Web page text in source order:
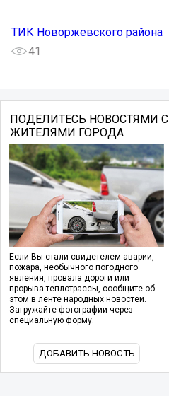
ТИК Новоржевского района
41
ПОДЕЛИТЕСЬ НОВОСТЯМИ С
ЖИТЕЛЯМИ ГОРОДА
Если Вы стали свидетелем аварии,
пожара, необычного погодного
явления, провала дороги или
прорыва теплотрассы, сообщите об
этом в ленте народных новостей.
Загружайте фотографии через
специальную форму.
ДОБАВИТЬ НОВОСТЬ